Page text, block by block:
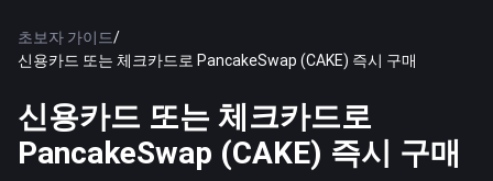
초보자 가이드/
신용카드 또는 체크카드로 PancakeSwap (CAKE) 즉시 구매
신용카드 또는 체크카드로
PancakeSwap (CAKE) 즉시 구매